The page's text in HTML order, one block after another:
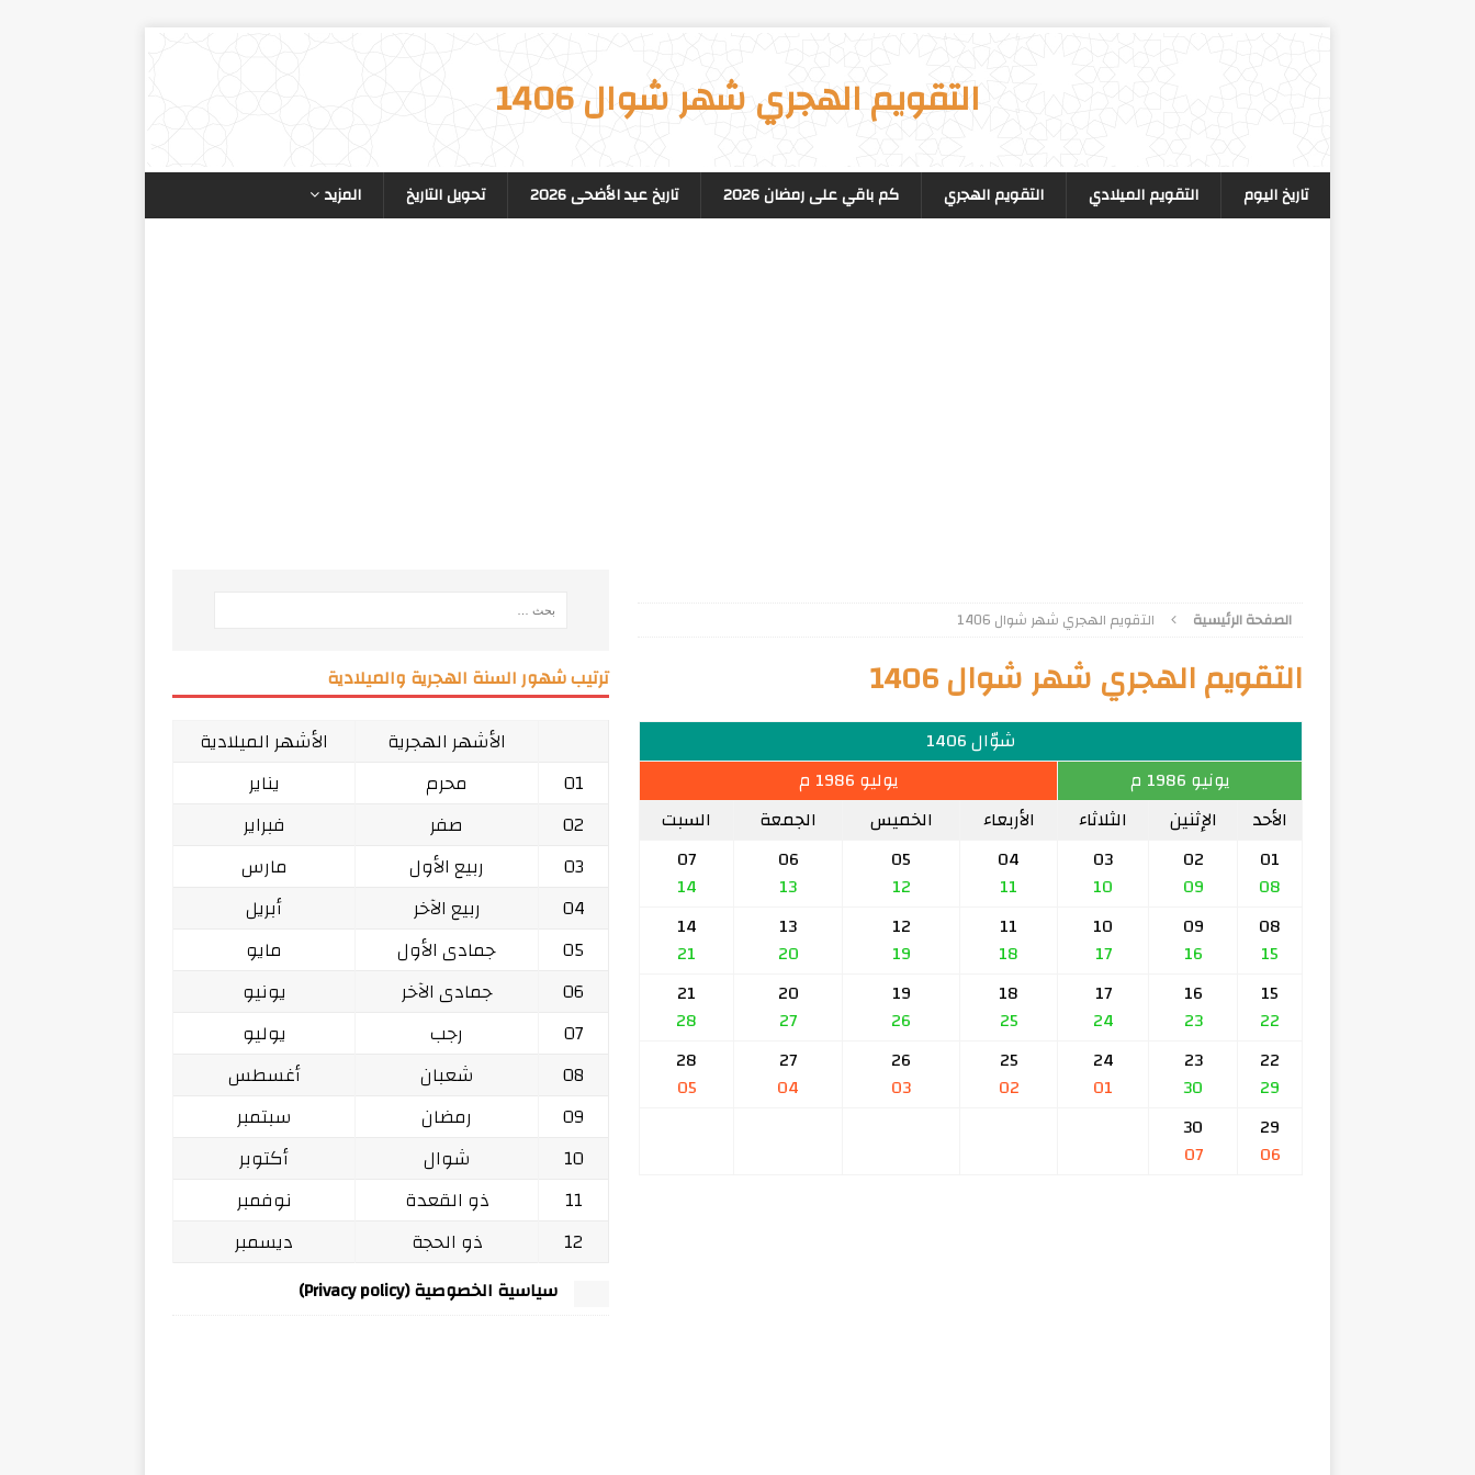
التقويم الهجري شهر شوال 1406
تاريخ اليوم التقويم الميلادي التقويم الهجري كم باقي على رمضان 2026 تاريخ عيد الأضحى 2026 تحويل التاريخ المزيد
الصفحة الرئيسية التقويم الهجري شهر شوال 1406
التقويم الهجري شهر شوال 1406
شوّال 1406
يونيو 1986 م
يوليو 1986 م
الأحد
الإثنين الثلاثاء الأربعاء الخميس الجمعة
السبت
01
08
02
09
03
10
04
11
05
12
06
13
07
14
08
15
09
16
10
17
11
18
12
19
13
20
14
21
15
22
16
23
17
24
18
25
19
26
20
27
21
28
22
29
23
30
24
01
25
02
26
03
27
04
28
05
29
06
30
07
ترتيب شهور السنة الهجرية والميلادية
الأشهر الهجرية
الأشهر الميلادية
01
محرم
يناير
02
صفر
فبراير
03
ربيع الأول
مارس
04
ربيع الآخر
أبريل
05
جمادى الأول
مايو
06
جمادى الآخر
يونيو
07
رجب
يوليو
08
شعبان
أغسطس
09
رمضان
سبتمبر
10
شوال
أكتوبر
11
ذو القعدة
نوفمبر
12
ذو الحجة ديسمبر
سياسية الخصوصية (Privacy policy)